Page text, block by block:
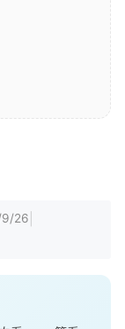
26